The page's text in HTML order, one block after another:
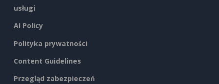
usługi
AI Policy
Polityka prywatności
Content Guidelines
Przegląd zabezpieczeń